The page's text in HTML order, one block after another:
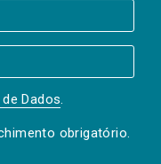
Dados.
obrigatório.